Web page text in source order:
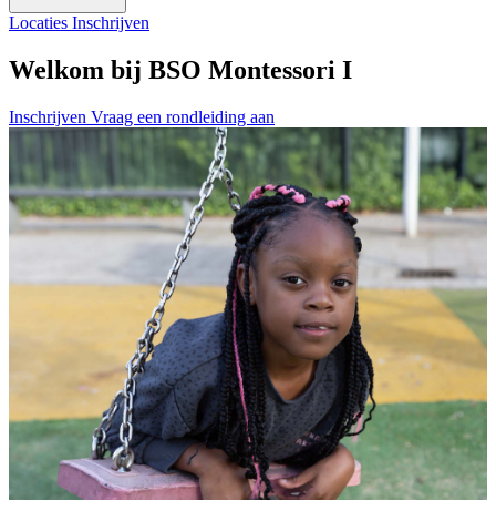
Locaties Inschrijven
Welkom bij BSO Montessori I
Inschrijven Vraag een rondleiding aan